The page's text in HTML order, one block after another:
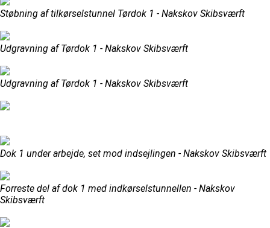
Støbning af tilkørselstunnel Tørdok 1 - Nakskov Skibsværft
Udgravning af Tørdok 1 - Nakskov Skibsværft
Udgravning af Tørdok 1 - Nakskov Skibsværft
Dok 1 under arbejde, set mod indsejlingen - Nakskov Skibsværft
Forreste del af dok 1 med indkørselstunnellen - Nakskov
Skibsværft